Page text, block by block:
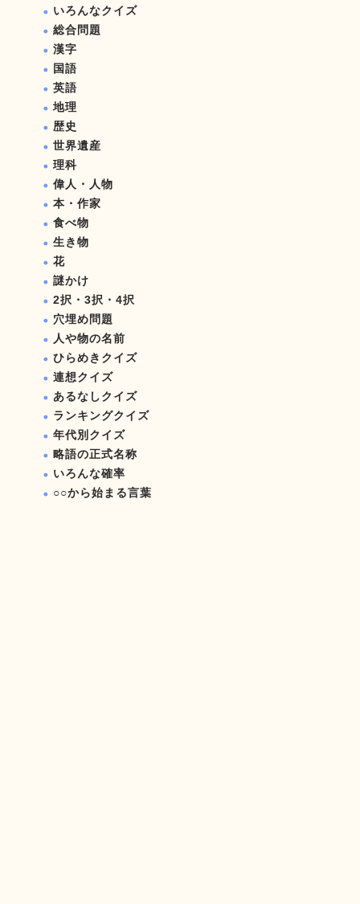
いろんなクイズ
総合問題
漢字
国語
英語
地理
歴史
世界遺産
理科
偉人・人物
本・作家
食べ物
生き物
花
謎かけ
2択・3択・4択
穴埋め問題
人や物の名前
ひらめきクイズ
連想クイズ
あるなしクイズ
ランキングクイズ
年代別クイズ
略語の正式名称
いろんな確率
○○から始まる言葉